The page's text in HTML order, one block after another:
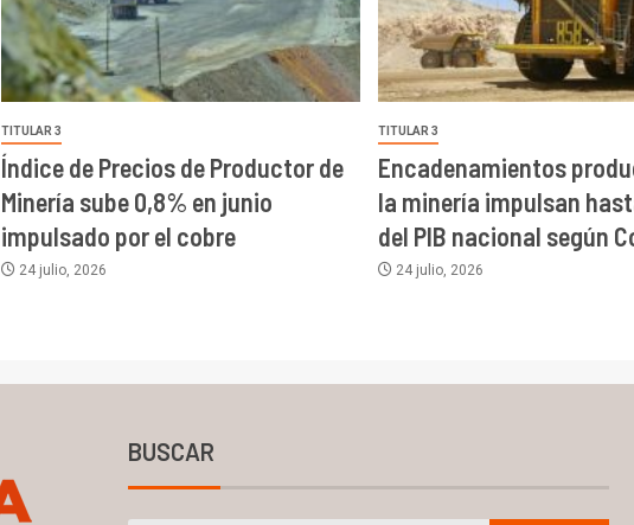
TITULAR 3
Índice de Precios de Productor de
Minería sube 0,8% en junio
impulsado por el cobre
24 julio, 2026
TITULAR 3
Encadenamientos
la minería impulsan
del PIB nacional según
24 julio, 2026
BUSCAR